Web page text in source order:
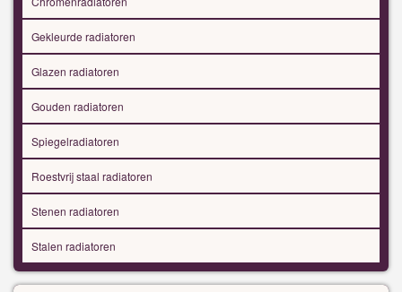
Gekleurde radiatoren
Glazen radiatoren
Gouden radiatoren
Spiegelradiatoren
Roestvrij staal radiatoren
Stenen radiatoren
Stalen radiatoren